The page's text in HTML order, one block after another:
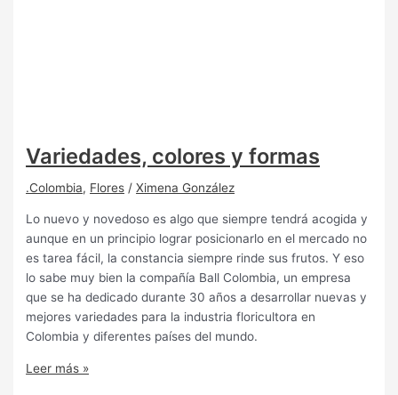
Variedades, colores y formas
.Colombia, Flores /Ximena González
Lo nuevo y novedoso es algo que siempre tendrá acogida y
aunque en un principio lograr posicionarlo en el mercado no
es tarea fácil, la constancia siempre rinde sus frutos. Y eso
lo sabe muy bien la compañía Ball Colombia, un empresa
que se ha dedicado durante 30 años a desarrollar nuevas y
mejores variedades para la industria floricultora en
Colombia y diferentes países del mundo.
Leer más »